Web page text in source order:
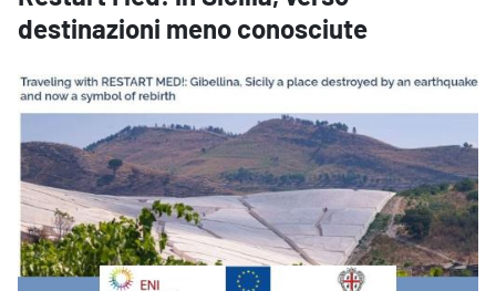
destinazioni meno conosciute